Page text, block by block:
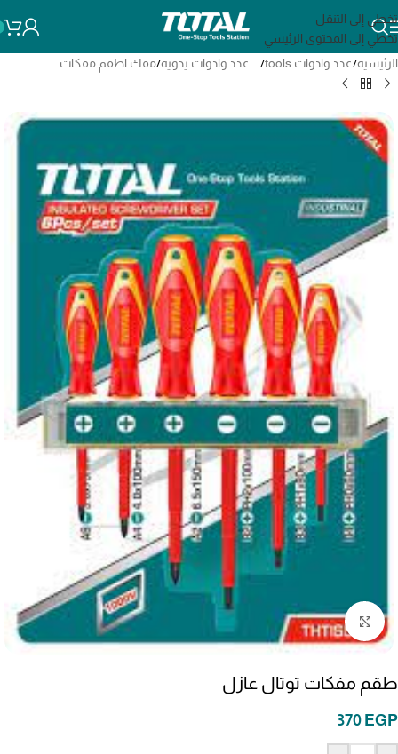
تخطي إلى التنقل
تخطي إلى المحتوى الرئيسي
الرئيسية/عدد وادوات tools / ....عدد وادوات يدويه/مفك اطقم مفكات
انقر للتكبير
طقم مفكات توتال عازل
370 EGP